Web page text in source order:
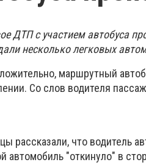
ДТП с участием автобуса
несколько легковых
маршрутный
Со слов водителя
рассказали, что водитель
автомобиль "откинуло" в